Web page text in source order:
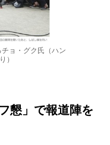
ョ・グク氏（ハン
）
懇」で報道陣を